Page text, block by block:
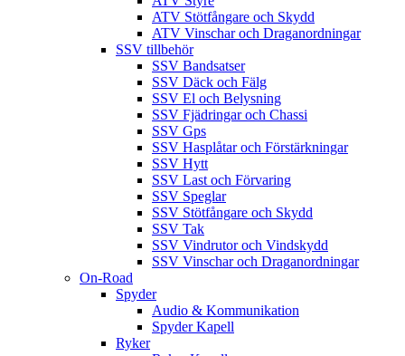
ATV Stötfångare och Skydd
ATV Vinschar och Draganordningar
SSV tillbehör
SSV Bandsatser
SSV Däck och Fälg
SSV El och Belysning
SSV Fjädringar och Chassi
SSV Gps
SSV Hasplåtar och Förstärkningar
SSV Hytt
SSV Last och Förvaring
SSV Speglar
SSV Stötfångare och Skydd
SSV Tak
SSV Vindrutor och Vindskydd
SSV Vinschar och Draganordningar
On-Road
Spyder
Audio & Kommunikation
Spyder Kapell
Ryker